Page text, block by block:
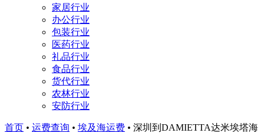
家居行业
办公行业
包装行业
医药行业
礼品行业
食品行业
货代行业
农林行业
安防行业
首页 • 运费查询 • 埃及海运费 • 深圳到DAMIETTA达米埃塔海